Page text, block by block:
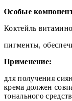
Особые
Коктейль
пигменты,
Применение:
для получения
крема должен
тонального